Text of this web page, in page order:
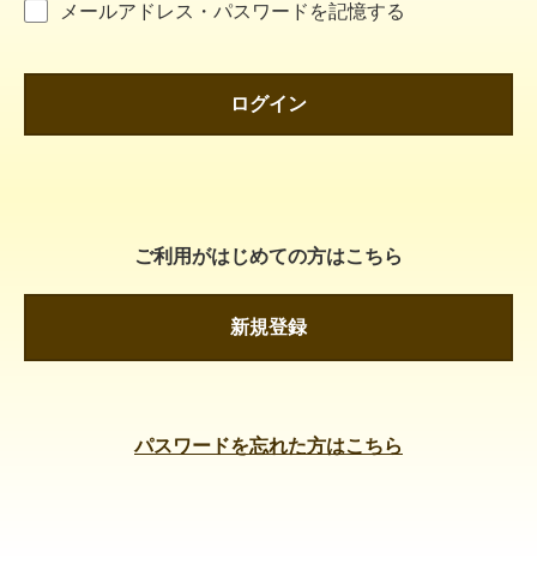
メールアドレス・パスワードを記憶する
ログイン
ご利用がはじめての方はこちら
新規登録
パスワードを忘れた方はこちら